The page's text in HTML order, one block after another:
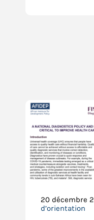
20 décembre
d’orientation